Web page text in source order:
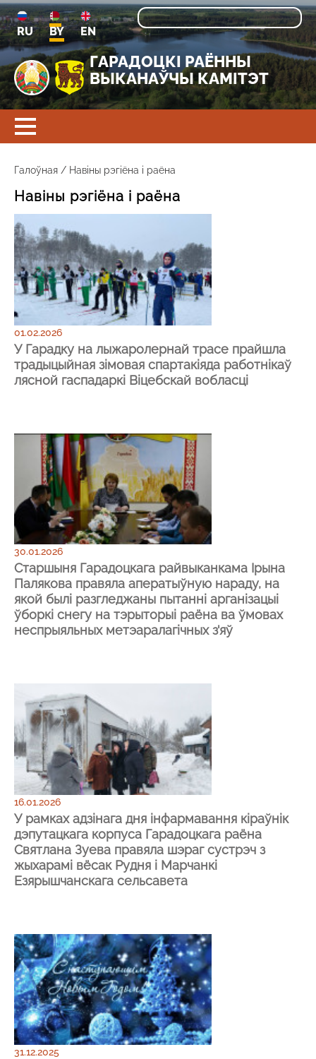
RU BY EN
ГАРАДОЦКI РАЁННЫ
ВЫКАНАЎЧЫ КАМІТЭТ
Галоўная / Навіны рэгіёна і раёна
Навіны рэгіёна і раёна
01.02.2026
У Гарадку на лыжаролернай трасе прайшла
традыцыйная зімовая спартакіяда работнікаў
лясной гаспадаркі Віцебскай вобласці
30.01.2026
Старшыня Гарадоцкага райвыканкама Ірына
Палякова правяла аператыўную нараду, на
якой былі разгледжаны пытанні арганізацыі
ўборкі снегу на тэрыторыі раёна ва ўмовах
неспрыяльных метэаралагічных з'яў
16.01.2026
У рамках адзінага дня інфармавання кіраўнік
дэпутацкага корпуса Гарадоцкага раёна
Святлана Зуева правяла шэраг сустрэч з
жыхарамі вёсак Рудня і Марчанкi
Езярышчанскага сельсавета
31.12.2025